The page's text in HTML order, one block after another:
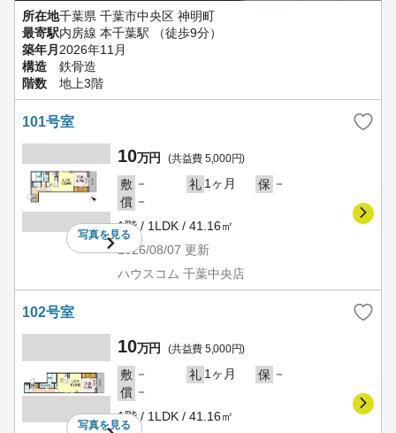
所在地千葉県 千葉市中央区 神明町
最寄駅内房線 本千葉駅 （徒歩9分）
築年月 2026年11月
構造
鉄骨造
階数
地上3階
101号室
写真を見る
10万円 (共益費 5,000円)
敷 － 礼 1ヶ月 保 －
償 －
1階 / 1LDK / 41.16㎡
2026/08/07 更新
ハウスコム 千葉中央店
102号室
写真を見る
10万円 (共益費 5,000円)
敷 － 礼 1ヶ月 保 －
償 －
1階 / 1LDK / 41.16㎡